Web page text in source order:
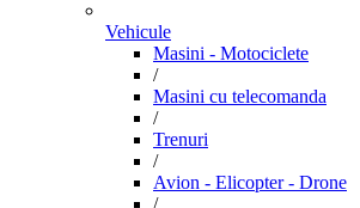
Vehicule
Masini - Motociclete
/
Masini cu telecomanda
/
Trenuri
/
Avion - Elicopter - Drone
/